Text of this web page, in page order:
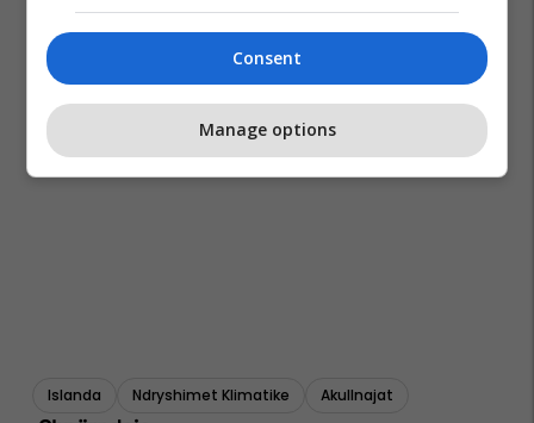
Islanda Ndryshimet Klimatike Akullnajat
Consent
Manage options